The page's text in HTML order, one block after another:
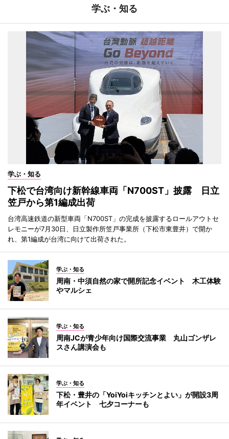
学ぶ・知る
学ぶ・知る
下松で台湾向け新幹線車両「N700ST」披露 日立
笠戸から第1編成出荷
台湾高速鉄道の新型車両「N700ST」の完成を披露するロールアウトセ
レモニーが7月30日、日立製作所笠戸事業所（下松市東豊井）で開か
れ、第1編成が台湾に向けて出荷された。
学ぶ・知る
周南・中須自然の家で開所記念イベント 木工体験
やマルシェ
学ぶ・知る
周南JCが青少年向け国際交流事業 丸山ゴンザレ
スさん講演会も
学ぶ・知る
下松・豊井の「YoiYoiキッチンとよい」が開設3周
年イベント 七夕コーナーも